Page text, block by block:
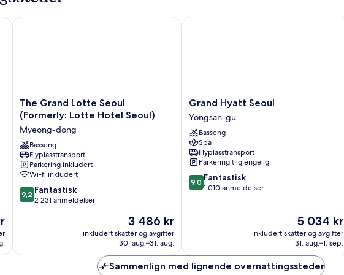
The
Grand
Lotte
Seoul
(Formerly:
Lotte
Hotel
Seoul)
Myeong-
dong
The Grand Lotte Seoul
(Formerly: Lotte Hotel Seoul)
Myeong-dong
Basseng
Flyplasstransport
Parkering inkludert
Wi-fi inkludert
9.2
av
9,2 Fantastisk
2 231 anmeldelser
Prisen
er
3 486 kr
3 486 kr
inkludert skatter og avgifter
30. aug.–31. aug.
The Grand Lotte Seoul (Formerly: Lotte Hotel Seoul)
Grand
Hyatt
Seoul
Yongsan-
gu
Grand Hyatt Seoul
Yongsan-gu
Basseng
Spa
Flyplasstransport
Parkering tilgjengelig
9.0
av
9,0 Fantastisk
1 010 anmeldelser
Prisen
er
5 034 kr
5 034 kr
inkludert skatter og avgifter
31. aug.–1. sep.
Grand Hyatt Seoul
Sammenlign med lignende overnattingssteder